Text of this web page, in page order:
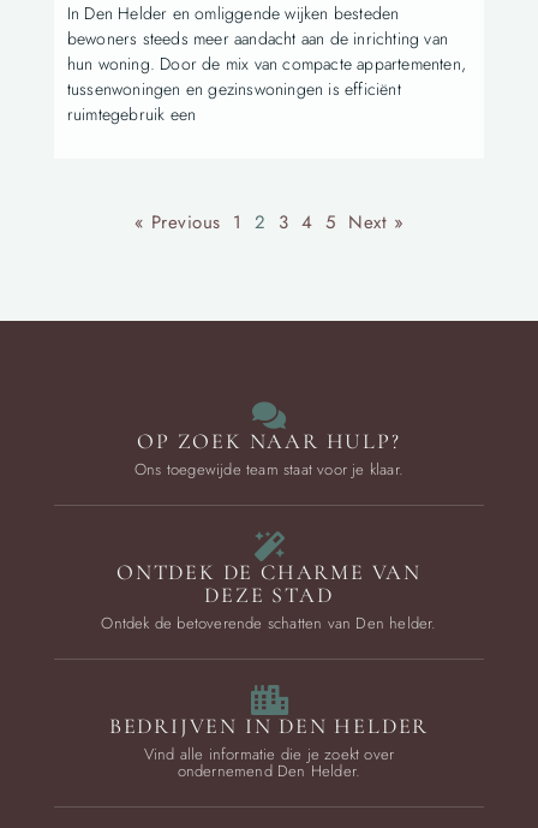
In Den Helder en omliggende wijken besteden
bewoners steeds meer aandacht aan de inrichting van
hun woning. Door de mix van compacte appartementen,
tussenwoningen en gezinswoningen is efficiënt
ruimtegebruik een
« Previous 1 2 3 4 5 Next »
OP ZOEK NAAR HULP?
Ons toegewijde team staat voor je klaar.
ONTDEK DE CHARME VAN
DEZE STAD
Ontdek de betoverende schatten van Den helder.
BEDRIJVEN IN DEN HELDER
Vind alle informatie die je zoekt over
ondernemend Den Helder.